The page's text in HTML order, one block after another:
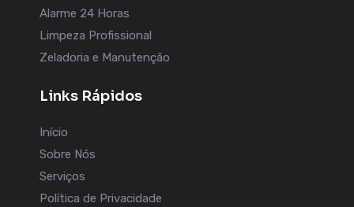
Alarme 24 Horas
Limpeza Profissional
Zeladoria e Manutenção
Links Rápidos
Início
Sobre Nós
Serviços
Política de Privacidade